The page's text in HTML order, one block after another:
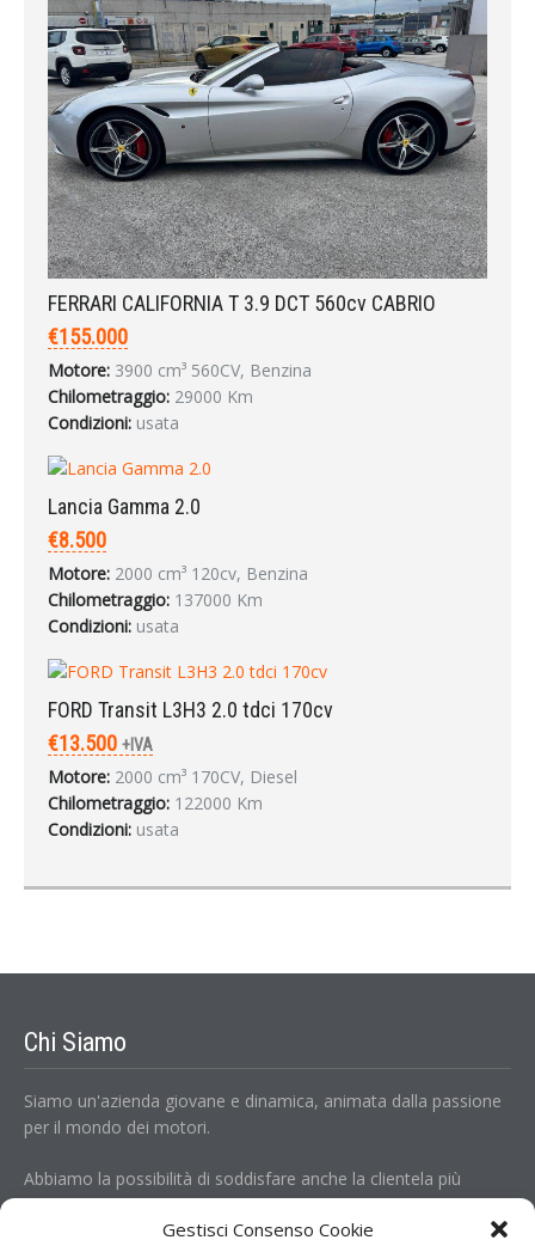
Gestisci Consenso Cookie
FERRARI CALIFORNIA T 3.9 DCT 560cv CABRIO
€155.000
Motore: 3900 cm³ 560CV, Benzina
Chilometraggio: 29000 Km
Condizioni: usata
Lancia Gamma 2.0
€8.500
Motore: 2000 cm³ 120cv, Benzina
Chilometraggio: 137000 Km
Condizioni: usata
FORD Transit L3H3 2.0 tdci 170cv
€13.500 +IVA
Motore: 2000 cm³ 170CV, Diesel
Chilometraggio: 122000 Km
Condizioni: usata
Chi Siamo
Siamo un'azienda giovane e dinamica, animata dalla passione
per il mondo dei motori.
Abbiamo la possibilità di soddisfare anche la clientela più
esigente, potendo contare su una rete estesa di collaboratori
operanti in Europa.